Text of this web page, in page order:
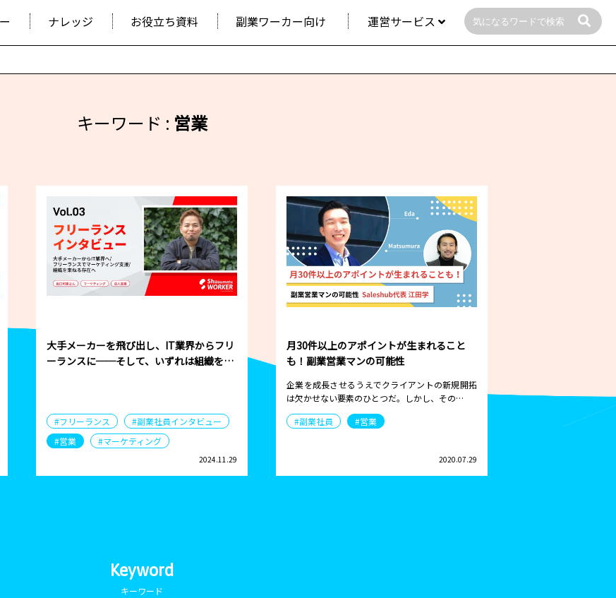
ナレッジ お役立ち資料 副業ワーカー向け 運営サービス
キーワード : 営業
大手メーカーを飛び出し、IT業界からフリ
ーランスに──そして、いずれは組織を束
#フリーランス
#副業社員インタビュー
#営業
#マーケティング
2024.11.29
月30件以上のアポイントが生まれること
も！副業営業マンの可能性
企業を成長させるうえでクライアントの新規開拓
は欠かせない要素のひとつだ。しかし、その…
#副業社員
#営業
2020.07.29
Keyword
キーワード